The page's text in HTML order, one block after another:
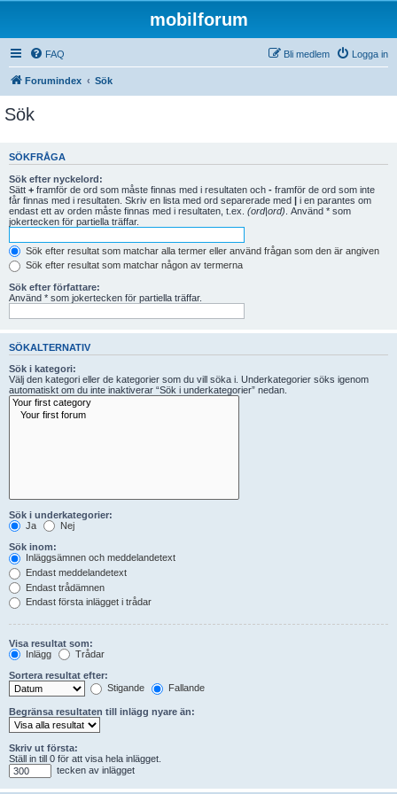
mobilforum
FAQ Logga in
Bli medlem
Forumindex Sök
Sök
SÖKFRÅGA
Sök efter nyckelord:
Sätt + framför de ord som måste finnas med i resultaten och - framför de ord som inte
får finnas med i resultaten. Skriv en lista med ord separerade med | i en parantes om
endast ett av orden måste finnas med i resultaten, t.ex. (ord|ord) . Använd * som
jokertecken för partiella träffar.
Sök efter resultat som matchar alla termer eller använd frågan som den är angiven
Sök efter resultat som matchar någon av termerna
Sök efter författare:
Använd * som jokertecken för partiella träffar.
SÖKALTERNATIV
Sök i kategori:
Välj den kategori eller de kategorier som du vill söka i. Underkategorier söks igenom
automatiskt om du inte inaktiverar “Sök i underkategorier” nedan.
Sök i underkategorier:
Ja
Nej
Sök inom:
Inläggsämnen och meddelandetext
Endast meddelandetext
Endast trådämnen
Endast första inlägget i trådar
Visa resultat som:
Inlägg
Trådar
Sortera resultat efter:
Stigande
Fallande
Begränsa resultaten till inlägg nyare än:
Skriv ut första:
Ställ in till 0 för att visa hela inlägget.
tecken av inlägget